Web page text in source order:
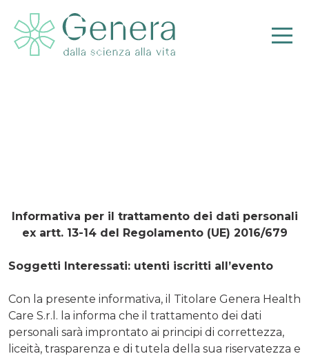
Informativa per il trattamento dei dati personali
ex artt. 13-14 del Regolamento (UE) 2016/679
Soggetti Interessati: utenti iscritti all’evento
Con la presente informativa, il Titolare Genera Health
Care S.r.l. la informa che il trattamento dei dati
personali sarà improntato ai principi di correttezza,
liceità, trasparenza e di tutela della sua riservatezza e